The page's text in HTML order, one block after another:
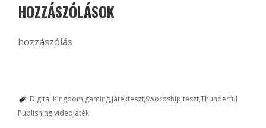
HOZZÁSZÓLÁSOK
hozzászólás
Digital Kingdom gaming játékteszt Swordship tesztThunderful
Publishingvideojáték